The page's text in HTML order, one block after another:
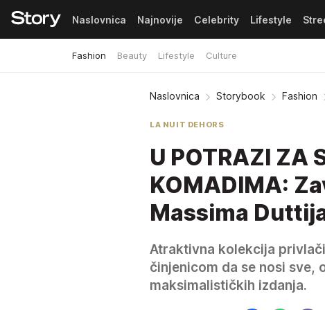
Naslovnica Najnovije Celebrity Lifestyle
Fashion Beauty Lifestyle Culture
Pretplata
Naslovnica Storybook Fashion
LA NUIT DEHORS
U POTRAZI ZA
KOMADIMA:
Massima
Atraktivna kolekcija
činjenicom da se nosi sve,
maksimalističkih izdanja.